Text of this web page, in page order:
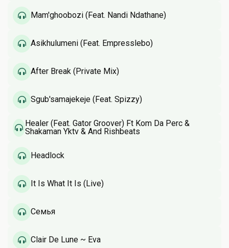
Mam'ghoobozi (Feat. Nandi Ndathane)
Asikhulumeni (Feat. Empresslebo)
After Break (Private Mix)
Sgub'samajekeje (Feat. Spizzy)
Healer (Feat. Gator Groover) Ft Kom Da Perc &
Shakaman Yktv & And Rishbeats
Headlock
It Is What It Is (Live)
Семья
Clair De Lune ~ Eva